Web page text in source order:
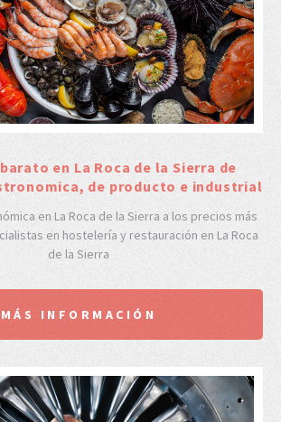
en La Roca de la Sierra de
de producto e industrial
en La Roca de la Sierra a los precios más
en hostelería y restauración en La Roca
de la Sierra
MÁS INFORMACIÓN